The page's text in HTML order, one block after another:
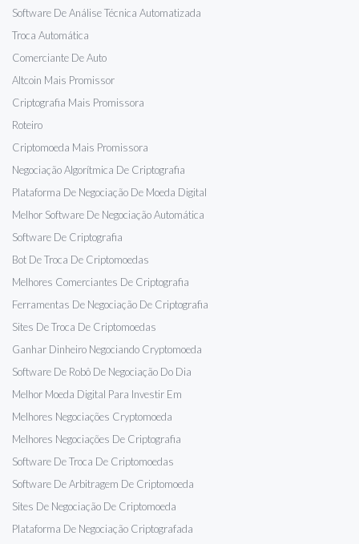
Software De Análise Técnica Automatizada
Troca Automática
Comerciante De Auto
Altcoin Mais Promissor
Criptografia Mais Promissora
Roteiro
Criptomoeda Mais Promissora
Negociação Algorítmica De Criptografia
Plataforma De Negociação De Moeda Digital
Melhor Software De Negociação Automática
Software De Criptografia
Bot De Troca De Criptomoedas
Melhores Comerciantes De Criptografia
Ferramentas De Negociação De Criptografia
Sites De Troca De Criptomoedas
Ganhar Dinheiro Negociando Cryptomoeda
Software De Robô De Negociação Do Dia
Melhor Moeda Digital Para Investir Em
Melhores Negociações Cryptomoeda
Melhores Negociações De Criptografia
Software De Troca De Criptomoedas
Software De Arbitragem De Criptomoeda
Sites De Negociação De Criptomoeda
Plataforma De Negociação Criptografada